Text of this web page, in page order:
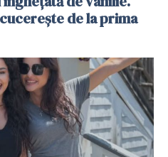
de la prima